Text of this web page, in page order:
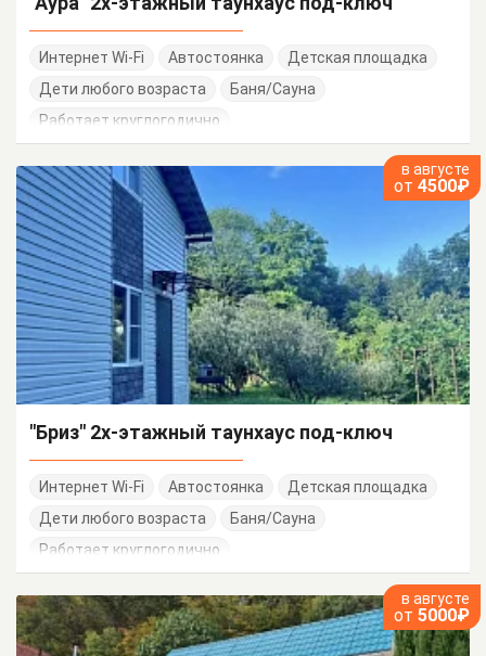
Интернет Wi-Fi Автостоянка
Детская площадка
Дети любого возраста
Баня/Сауна
Работает круглогодично
в августе
от 4500₽
"Бриз" 2х-этажный таунхаус под-ключ
Интернет Wi-Fi Автостоянка
Детская площадка
Дети любого возраста
Баня/Сауна
Работает круглогодично
в августе
от 5000₽